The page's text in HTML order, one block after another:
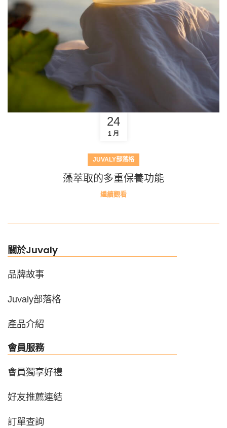
24
1 月
JUVALY部落格
藻萃取的多重保養功能
繼續觀看
關於Juvaly
品牌故事
Juvaly部落格
產品介紹
會員服務
會員獨享好禮
好友推薦連結
訂單查詢